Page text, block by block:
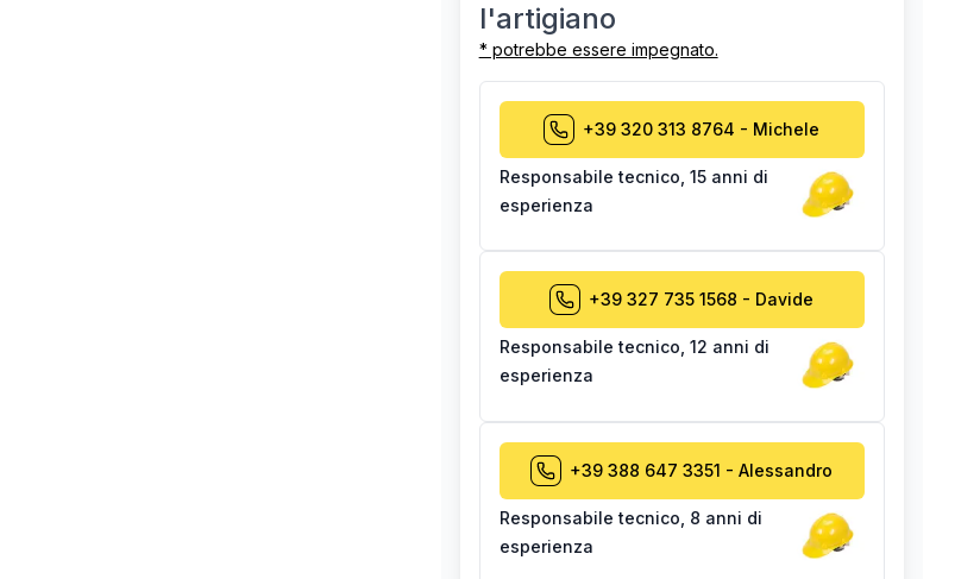
l'artigiano
* potrebbe essere impegnato.
+39 320 313 8764 - Michele
Responsabile tecnico 15 anni di
esperienza
+39 327 735 1568 - Davide
Responsabile tecnico 12 anni di
esperienza
+39 388 647 3351 - Alessandro
Responsabile tecnico 8 anni di
esperienza